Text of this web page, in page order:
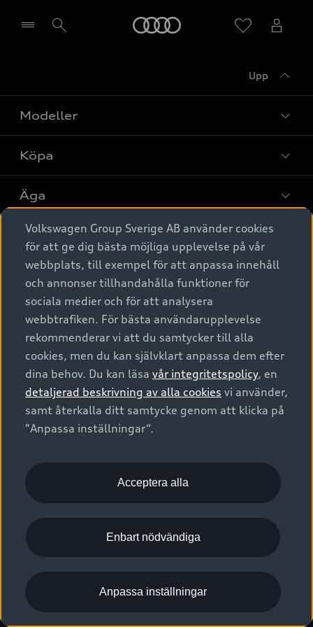
Upp
Modeller
Alla modeller
Elbilar
A6 modellerna
SUV
Avant
Audi Sport
Köpa
Privaterbjudanden
Privatleasing
Nya bilar i lager
Begagnade bilar i lager
Audi approved :plus - så gott som nya
Finansiering
Audi exclusive
Provkörning
Äga
Service & tillbehör
Audi digital services
Originaltillbehör - köp online
Garantier
Försäkring
Digitala manualer för din Audi
Audi Collection – livsstilsartiklar
Vanliga frågor
2G/3G nätet stängs ned - Hur påverkas min bil av detta?
Tjänstebil
Tjänstebil
Business lease online
Företagsleasing
Om Audi Sverige
Kontakta oss
Audi Återförsäljare/-serviceverkstad
myAudi
Pressmeddelanden
Nyhetsbrev
Vårt hållbarhetsarbete
Lediga tjänster huvudkontor
Lediga tjänster hos Audi Återförsäljare
Kommentar till mediauppgifter om dataläcka
© 2026 AUDI SVERIGE. All Rights Reserved.
Utgivare Juridiskt
Juridiskt Audi AG
Juridiskt Audi Digital Giveaway
Anpassa inställningar för cookies
Visselblåsarkanaler
Volkswagen Group Sverige AB använder cookies
för att ge dig bästa möjliga upplevelse på vår
webbplats, till exempel för att anpassa innehåll
och annonser tillhandahålla funktioner för
sociala medier och för att analysera
webbtrafiken. För bästa användarupplevelse
rekommenderar vi att du samtycker till alla
cookies, men du kan självklart anpassa dem efter
dina behov. Du kan läsa vår integritetspolicy, en
detaljerad beskrivning av alla cookies vi använder,
samt återkalla ditt samtycke genom att klicka på
"Anpassa inställningar“.
Acceptera alla
Enbart nödvändiga
Anpassa inställningar